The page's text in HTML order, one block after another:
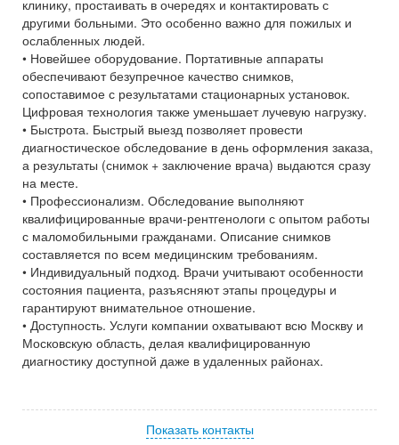
клинику, простаивать в очередях и контактировать с
другими больными. Это особенно важно для пожилых и
ослабленных людей.
• Новейшее оборудование. Портативные аппараты
обеспечивают безупречное качество снимков,
сопоставимое с результатами стационарных установок.
Цифровая технология также уменьшает лучевую нагрузку.
• Быстрота. Быстрый выезд позволяет провести
диагностическое обследование в день оформления заказа,
а результаты (снимок + заключение врача) выдаются сразу
на месте.
• Профессионализм. Обследование выполняют
квалифицированные врачи-рентгенологи с опытом работы
с маломобильными гражданами. Описание снимков
составляется по всем медицинским требованиям.
• Индивидуальный подход. Врачи учитывают особенности
состояния пациента, разъясняют этапы процедуры и
гарантируют внимательное отношение.
• Доступность. Услуги компании охватывают всю Москву и
Московскую область, делая квалифицированную
диагностику доступной даже в удаленных районах.
Показать контакты